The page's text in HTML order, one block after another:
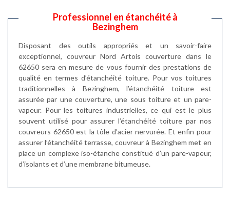
Professionnel en étanchéité à
Bezinghem
Disposant des outils appropriés et un savoir-faire
exceptionnel, couvreur Nord Artois couverture dans le
62650 sera en mesure de vous fournir des prestations de
qualité en termes d’étanchéité toiture. Pour vos toitures
traditionnelles à Bezinghem, l’étanchéité toiture est
assurée par une couverture, une sous toiture et un pare-
vapeur. Pour les toitures industrielles, ce qui est le plus
souvent utilisé pour assurer l’étanchéité toiture par nos
couvreurs 62650 est la tôle d’acier nervurée. Et enfin pour
assurer l’étanchéité terrasse, couvreur à Bezinghem met en
place un complexe iso-étanche constitué d’un pare-vapeur,
d’isolants et d’une membrane bitumeuse.